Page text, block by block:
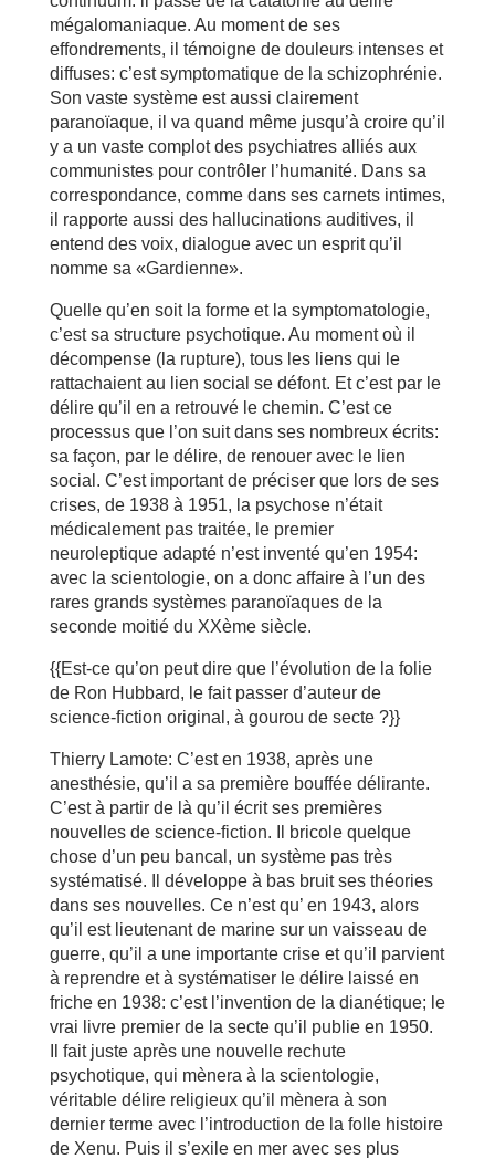
mégalomaniaque. Au moment de ses
effondrements, il témoigne de douleurs intenses et
diffuses: c’est symptomatique de la schizophrénie.
Son vaste système est aussi clairement
paranoïaque, il va quand même jusqu’à croire qu’il
y a un vaste complot des psychiatres alliés aux
communistes pour contrôler l’humanité. Dans sa
correspondance, comme dans ses carnets intimes,
il rapporte aussi des hallucinations auditives, il
entend des voix, dialogue avec un esprit qu’il
nomme sa «Gardienne».
Quelle qu’en soit la forme et la symptomatologie,
c’est sa structure psychotique. Au moment où il
décompense (la rupture), tous les liens qui le
rattachaient au lien social se défont. Et c’est par le
délire qu’il en a retrouvé le chemin. C’est ce
processus que l’on suit dans ses nombreux écrits:
sa façon, par le délire, de renouer avec le lien
social. C’est important de préciser que lors de ses
crises, de 1938 à 1951, la psychose n’était
médicalement pas traitée, le premier
neuroleptique adapté n’est inventé qu’en 1954:
avec la scientologie, on a donc affaire à l’un des
rares grands systèmes paranoïaques de la
seconde moitié du XXème siècle.
{{Est-ce qu’on peut dire que l’évolution de la folie
de Ron Hubbard, le fait passer d’auteur de
science-fiction original, à gourou de secte ?}}
Thierry Lamote: C’est en 1938, après une
anesthésie, qu’il a sa première bouffée délirante.
C’est à partir de là qu’il écrit ses premières
nouvelles de science-fiction. Il bricole quelque
chose d’un peu bancal, un système pas très
systématisé. Il développe à bas bruit ses théories
dans ses nouvelles. Ce n’est qu’ en 1943, alors
qu’il est lieutenant de marine sur un vaisseau de
guerre, qu’il a une importante crise et qu’il parvient
à reprendre et à systématiser le délire laissé en
friche en 1938: c’est l’invention de la dianétique; le
vrai livre premier de la secte qu’il publie en 1950.
Il fait juste après une nouvelle rechute
psychotique, qui mènera à la scientologie,
véritable délire religieux qu’il mènera à son
dernier terme avec l’introduction de la folle histoire
de Xenu. Puis il s’exile en mer avec ses plus